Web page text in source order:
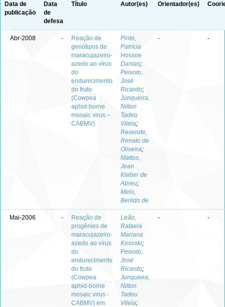
Data de
publicação
Data
de
defesa
Título Autor(es) Orientador(es)
Abr-2008 -
Reação de
genótipos de
maracujazeiro-
azedo ao vírus
do
endurecimento
do fruto
(Cowpea
aphid-borne
mosaic virus –
CABMV)
Pinto,
Patrícia
Hossoe
Dantas;
Peixoto,
José
Ricardo;
Junqueira,
Nilton
Tadeu
Vilela;
Resende,
Renato de
Oliveira;
Mattos,
Jean
Kleber de
Abreu;
Melo,
Berildo de
- -
Mai-2006 -
Reação de
progênies de
maracujazeiro-
azedo ao vírus
do
endurecimento
do fruto
(Cowpea
aphid-borne
mosaic virus -
CABMV) em
Leão,
Rafaela
Mariana
Kososki;
Peixoto,
José
Ricardo;
Junqueira,
Nilton
Tadeu
Vilela;
- -